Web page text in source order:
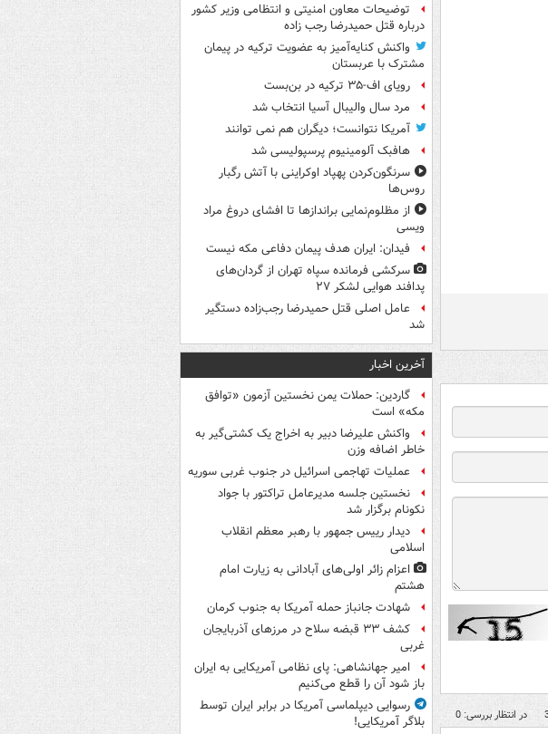
در انتظار بررسی: 0
توضیحات معاون امنیتی و انتظامی وزیر کشور
درباره قتل حمیدرضا رجب زاده
واکنش کنایه‌آمیز به عضویت ترکیه در پیمان
مشترک با عربستان
رویای اف-۳۵ ترکیه در بن‌بست
مرد سال والیبال آسیا انتخاب شد
آمریکا نتوانست؛ دیگران هم نمی توانند
هافبک آلومینیوم پرسپولیسی شد
سرنگون‌کردن پهپاد اوکراینی با آتش رگبار
روس‌ها
از مظلوم‌نمایی براندازها تا افشای دروغ مراد
ویسی
فیدان: ایران هدف پیمان دفاعی مکه نیست
سرکشی فرمانده سپاه تهران از گردان‌های
پدافند هوایی لشکر ۲۷
عامل اصلی قتل حمیدرضا رجب‌زاده دستگیر
شد
آخرین اخبار
گاردین: حملات یمن نخستین آزمون «توافق
مکه» است
واکنش علیرضا دبیر به اخراج یک کشتی‌گیر به
خاطر اضافه وزن
عملیات تهاجمی اسرائیل در جنوب غربی سوریه
نخستین جلسه مدیرعامل تراکتور با جواد
نکونام برگزار شد
دیدار رییس جمهور با رهبر معظم انقلاب
اسلامی
اعزام زائر اولی‌های آبادانی به زیارت امام
هشتم
شهادت جانباز حمله آمریکا به جنوب کرمان
کشف ۳۳ قبضه سلاح در مرزهای آذربایجان
غربی
امیر جهانشاهی: پای نظامی آمریکایی به ایران
باز شود آن را قطع می‌کنیم
رسوایی دیپلماسی آمریکا در برابر ایران توسط
بلاگر آمریکایی!